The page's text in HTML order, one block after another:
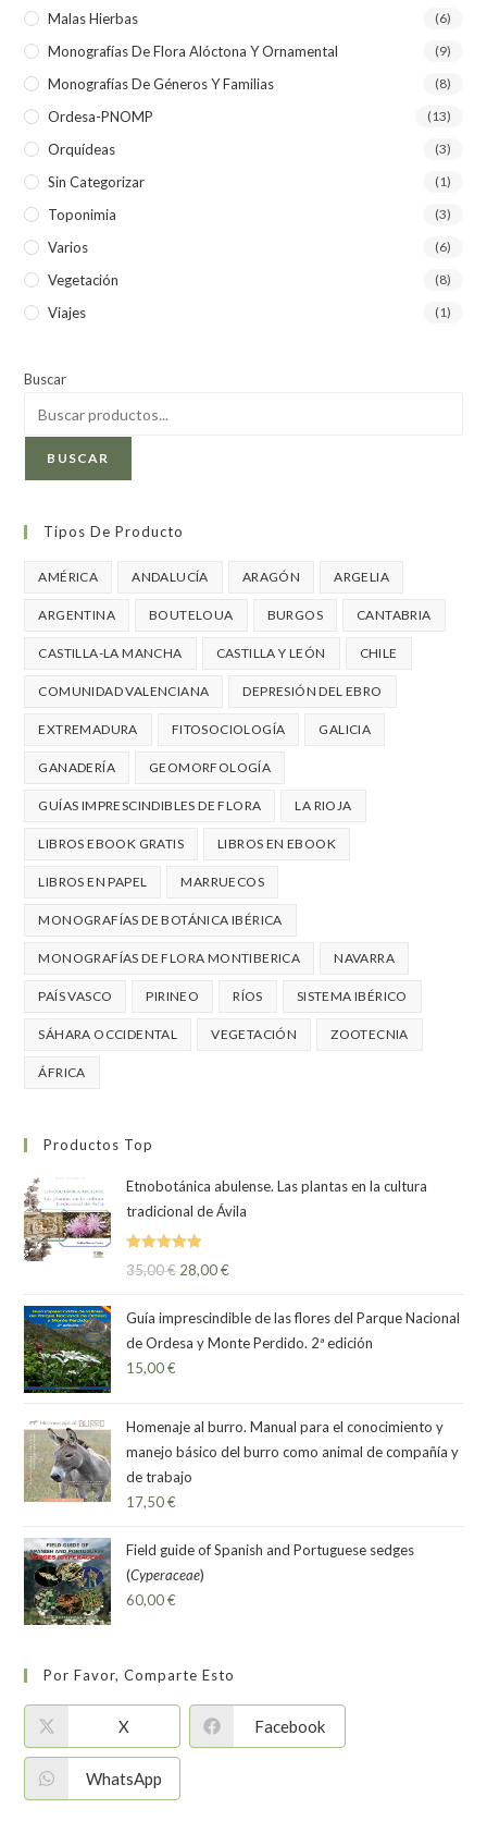
Malas Hierbas (6)
Monografías De Flora Alóctona Y Ornamental (9)
Monografías De Géneros Y Familias (8)
Ordesa-PNOMP (13)
Orquídeas (3)
Sin Categorizar (1)
Toponimia (3)
Varios (6)
Vegetación (8)
Viajes (1)
Buscar
BUSCAR
Tipos De Producto
AMÉRICA ANDALUCÍA ARAGÓN ARGELIA
ARGENTINA BOUTELOUA BURGOS CANTABRIA
CASTILLA-LA MANCHA CASTILLA Y LEÓN CHILE
COMUNIDAD VALENCIANA DEPRESIÓN DEL EBRO
EXTREMADURA FITOSOCIOLOGÍA GALICIA
GANADERÍA GEOMORFOLOGÍA
GUÍAS IMPRESCINDIBLES DE FLORA LA RIOJA
LIBROS EBOOK GRATIS LIBROS EN EBOOK
LIBROS EN PAPEL MARRUECOS
MONOGRAFÍAS DE BOTÁNICA IBÉRICA
MONOGRAFÍAS DE FLORA MONTIBERICA NAVARRA
PAÍS VASCO PIRINEO RÍOS SISTEMA IBÉRICO
SÁHARA OCCIDENTAL VEGETACIÓN ZOOTECNIA
ÁFRICA
Productos Top
Etnobotánica abulense. Las plantas en la cultura
tradicional de Ávila
Valorado
35,00€ 28,00€
Guía imprescindible de las flores del Parque Nacional
de Ordesa y Monte Perdido. 2ª edición
15,00€
Homenaje al burro. Manual para el conocimiento y
manejo básico del burro como animal de compañía y
de trabajo
17,50€
Field guide of Spanish and Portuguese sedges
(Cyperaceae)
60,00€
Por Favor, Comparte Esto
X Facebook
WhatsApp